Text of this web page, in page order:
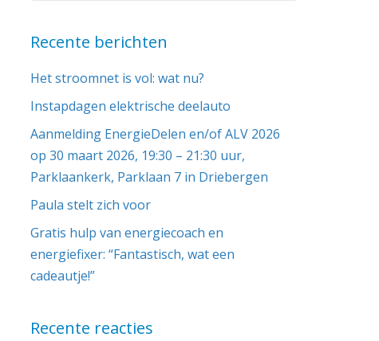
Recente berichten
Het stroomnet is vol: wat nu?
Instapdagen elektrische deelauto
Aanmelding EnergieDelen en/of ALV 2026
op 30 maart 2026, 19:30 – 21:30 uur,
Parklaankerk, Parklaan 7 in Driebergen
Paula stelt zich voor
Gratis hulp van energiecoach en
energiefixer: “Fantastisch, wat een
cadeautje!”
Recente reacties